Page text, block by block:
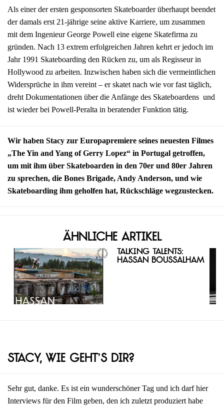
Als einer der ersten gesponsorten Skateboarder überhaupt beendet
der damals erst 21-jährige seine aktive Karriere, um zusammen
mit dem Ingenieur George Powell eine eigene Skatefirma zu
gründen. Nach 13 extrem erfolgreichen Jahren kehrt er jedoch im
Jahr 1991 Skateboarding den Rücken zu, um als Regisseur in
Hollywood zu arbeiten. Inzwischen haben sich die vermeintlichen
Widersprüche in ihm vereint – er skatet nach wie vor fast täglich,
dreht Dokumentationen über die Anfänge des Skateboardens und
ist wieder bei Powell-Peralta in beratender Funktion tätig.
Wir haben Stacy zur Europapremiere seines neuesten Filmes
„The Yin and Yang of Gerry Lopez“ in Portugal getroffen,
um mit ihm über Skateboarden in den 70er und 80er Jahren
zu sprechen, die Bones Brigade, Andy Anderson, und wie
Skateboarding ihm geholfen hat, Rückschläge wegzustecken.
Ähnliche Artikel
Talking Talents:
Hassan Boussalham
Stacy, wie geht’s dir?
Sehr gut, danke. Es ist ein wunderschöner Tag und ich darf hier
Interviews für den Film geben, den ich zuletzt produziert habe